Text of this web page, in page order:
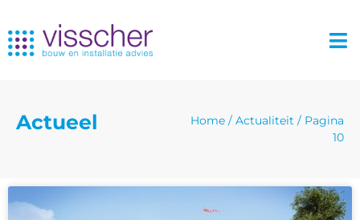
Actueel Home / Actualiteit / Pagina
10